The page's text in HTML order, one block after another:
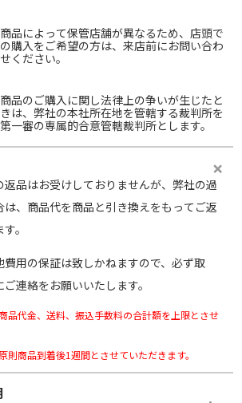
商品によって保管店舗が異なるため、店頭で
の購入をご希望の方は、来店前にお問い合わ
せください。
商品のご購入に関し法律上の争いが生じたと
きは、弊社の本社所在地を管轄する裁判所を
第一審の専属的合意管轄裁判所とします。
返品はお受けしておりませんが、弊社の過
は、商品代を商品と引き換えをもってご返
。
用の保証は致しかねますので、必ず取
連絡をお願いいたします。
品代金、送料、振込手数料の合計額を上限とさせ
商品到着後1週間とさせていただきます。